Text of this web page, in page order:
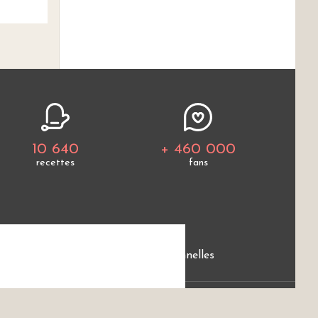
10 640
recettes
+ 460 000
fans
Protection des données personnelles